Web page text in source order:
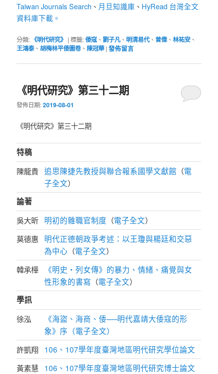
Taiwan Journals Search 、 月旦知識庫 、 HyRead 台灣全文
資料庫下載。
分類: 《明代研究》 |標籤:倭寇、劉子凡、 明清易代、 曾偉、林祐安、
王鴻泰、胡梅林平倭圖卷、 陳冠華 |發佈留言
《明代研究》第三十二期
發佈日期:2019-08-01
《明代研究》第三十二期
特稿
陳龍貴 追思陳捷先教授與聯合報系國學文獻館 （電
子全文）
論著
吳大昕 明初的雜職官制度 （電子全文）
莫德惠
明代正德朝政爭考述：以王瓊與楊廷和交惡
為中心 （電子全文）
韓承樺
《明史‧列女傳》的暴力、情緒、痛覺與女
性形象的書寫 （電子全文）
學訊
徐泓
《海盜、海商、倭──明代嘉靖大倭寇的形
象》序 （電子全文）
許凱翔 106、107學年度臺灣地區明代研究學位論文
黃素慧
106、107學年度臺灣地區明代研究博士論文